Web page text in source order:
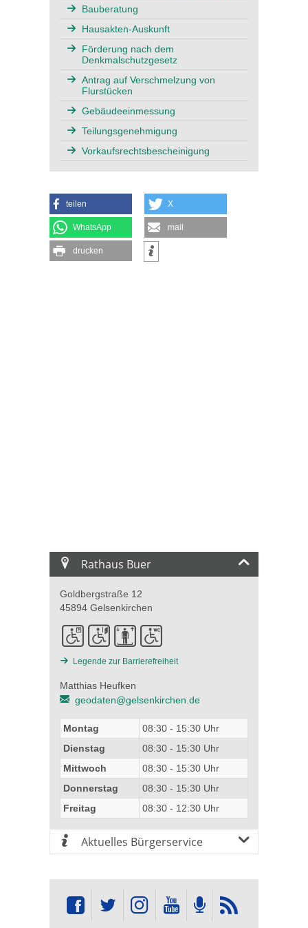
Bauberatung
Hausakten-Auskunft
Förderung nach dem
Denkmalschutzgesetz
Antrag auf Verschmelzung von
Flurstücken
Gebäudeeinmessung
Teilungsgenehmigung
Vorkaufsrechtsbescheinigung
teilen X
WhatsApp mail
drucken
Rathaus Buer
Goldbergstraße 12
45894 Gelsenkirchen
Legende zur Barrierefreiheit
Matthias Heufken
geodaten@gelsenkirchen.de
Montag
08:30 - 15:30 Uhr
Dienstag
08:30 - 15:30 Uhr
Mittwoch
08:30 - 15:30 Uhr
Donnerstag
08:30 - 15:30 Uhr
Freitag
08:30 - 12:30 Uhr
Aktuelles Bürgerservice